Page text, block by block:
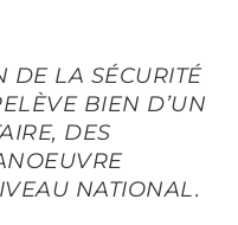
DE LA SÉCURITÉ
BIEN D’UN
DES
NATIONAL.